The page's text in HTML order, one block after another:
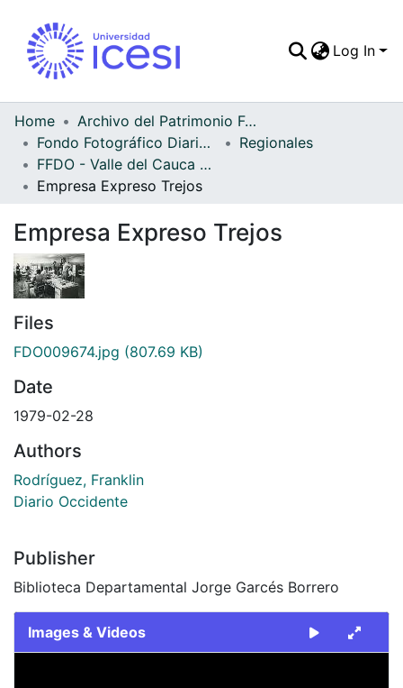
Statistics
Log In
Home
Archivo del Patrimonio Fotográfico y Fílmico del Valle del Cauca
Fondo Fotográfico Diario Occidente
Regionales
FFDO - Valle del Cauca - Patrimonial
Empresa Expreso Trejos
Empresa Expreso Trejos
Files
FDO009674.jpg (807.69 KB)
Date
1979-02-28
Authors
Rodríguez, Franklin
Diario Occidente
Publisher
Biblioteca Departamental Jorge Garcés Borrero
Images & Videos